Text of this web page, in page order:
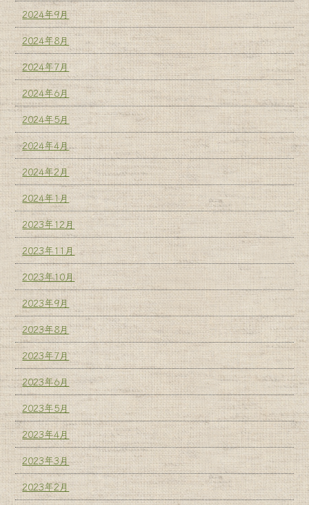
2024年9月
2024年8月
2024年7月
2024年6月
2024年5月
2024年4月
2024年2月
2024年1月
2023年12月
2023年11月
2023年10月
2023年9月
2023年8月
2023年7月
2023年6月
2023年5月
2023年4月
2023年3月
2023年2月